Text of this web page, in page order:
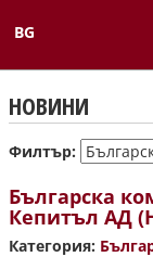
BG
English
НОВИНИ
Филтър:
Българска
Кепитъл АД
Категория: